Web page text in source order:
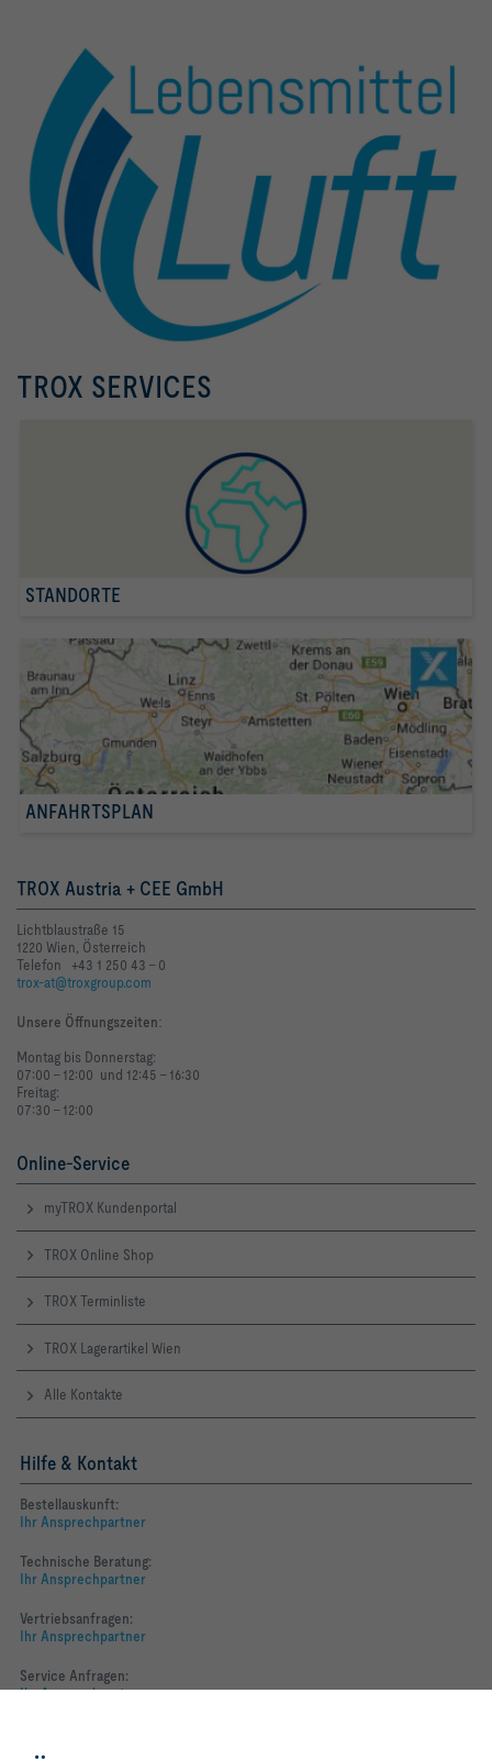
TROX SERVICES
STANDORTE
ANFAHRTSPLAN
TROX Austria + CEE GmbH
Lichtblaustraße 15
1220 Wien, Österreich
Telefon +43 1 250 43 - 0
trox-at@troxgroup.com
Unsere Öffnungszeiten:
Montag bis Donnerstag:
07:00 - 12:00 und 12:45 - 16:30
Freitag:
07:30 - 12:00
Online-Service
myTROX Kundenportal
TROX Online Shop
TROX Terminliste
TROX Lagerartikel Wien
Alle Kontakte
Hilfe & Kontakt
Bestellauskunft:
Ihr Ansprechpartner
Technische Beratung:
Ihr Ansprechpartner
Vertriebsanfragen:
Ihr Ansprechpartner
Service Anfragen:
Ihr Ansprechpartner